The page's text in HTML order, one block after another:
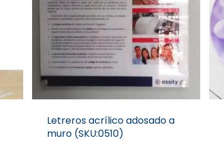
Letreros acrílico adosado a
muro (SKU:0510)